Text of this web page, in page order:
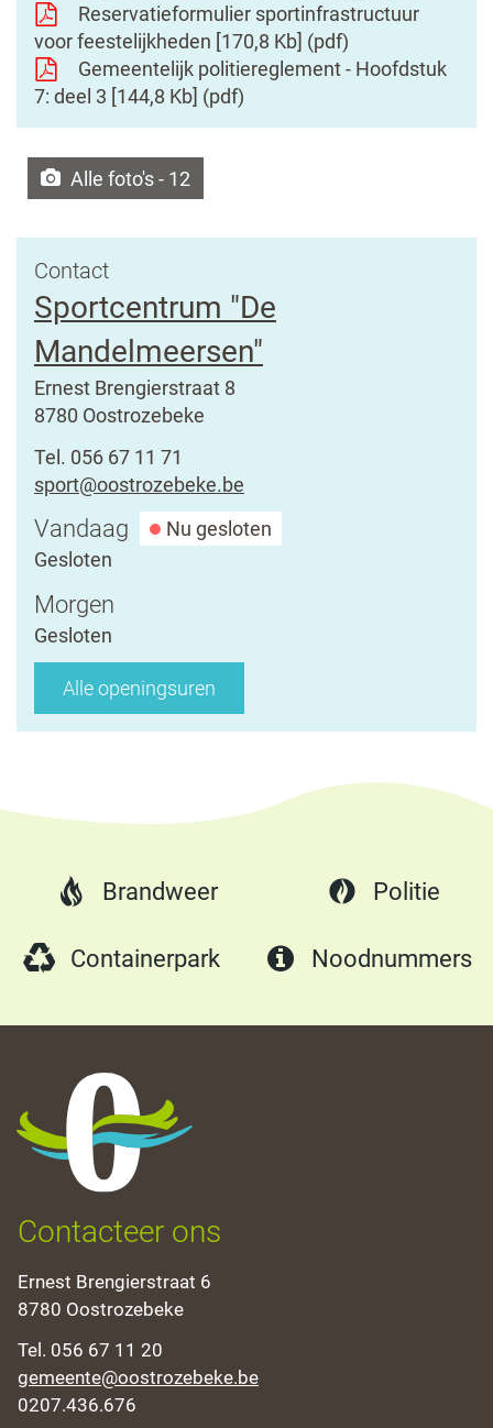
Reservatieformulier sportinfrastructuur
voor feestelijkheden 170,8 Kb
pdf
Gemeentelijk politiereglement - Hoofdstuk
7: deel 3 144,8 Kb pdf
Alle foto's - 12
Contact
Sportcentrum "De
Mandelmeersen"
Adres
Ernest Brengierstraat 8
,8780 Oostrozebeke
Tel. 056 67 11 71
E-
sport@oostrozebeke.be
Openingsuren
Vandaag
Nu gesloten
Gesloten
Morgen
Gesloten
Alle openingsuren
"De
Brandweer Politie
Containerpark Noodnummers
Oostrozebeke
Contacteer ons
Adres
Ernest Brengierstraat 6
,8780 Oostrozebeke
Tel. 056 67 11 20
E-
mail
gemeente@oostrozebeke.be
Ondernemingsnummer
0207.436.676